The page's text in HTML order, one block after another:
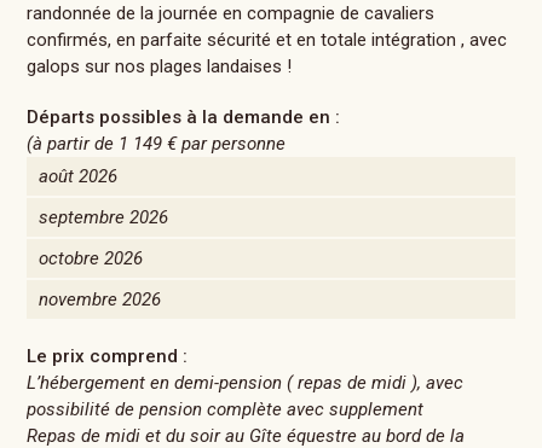
randonnée de la journée en compagnie de cavaliers
confirmés, en parfaite sécurité et en totale intégration , avec
galops sur nos plages landaises !
Départs possibles à la demande en :
(à partir de 1 149 €par personne
août 2026
septembre 2026
octobre 2026
novembre 2026
Le prix comprend :
L’hébergement en demi-pension ( repas de midi ), avec
possibilité de pension complète avec supplement
Repas de midi et du soir au Gîte équestre au bord de la